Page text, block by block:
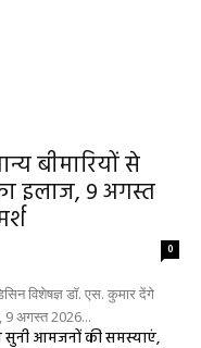
बीमारियों से
इलाज, 9 अगस्त
0
विशेषज्ञ डॉ. एस. कुमार देंगे
9 अगस्त 2026...
आमजनों की समस्याएं,